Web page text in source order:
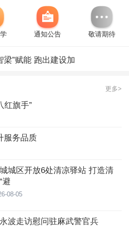
通知公告 敬请期待
梁”赋能 跑出建设加
问驻麻武警官兵
更多>
红旗手”
服务品质
城区开放6处清凉驿站 打造清
避
08-05
波走访慰问驻麻武警官兵